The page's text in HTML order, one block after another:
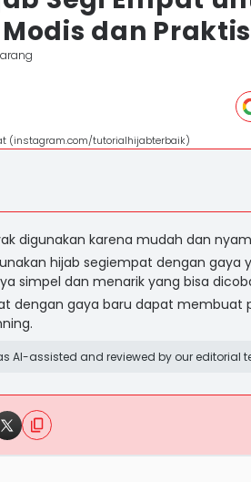
dan Praktis
(instagram.com/tutorialhijabterbaik)
digunakan karena mudah dan
hijab segiempat dengan gaya
simpel dan menarik yang bisa
dengan gaya baru dapat membuat
AI-assisted and reviewed by our editorial